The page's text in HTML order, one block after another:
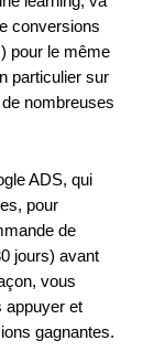
conversions
pour le même
particulier sur
nombreuses
ADS, qui
pour
de
jours) avant
vous
appuyer et
gagnantes.